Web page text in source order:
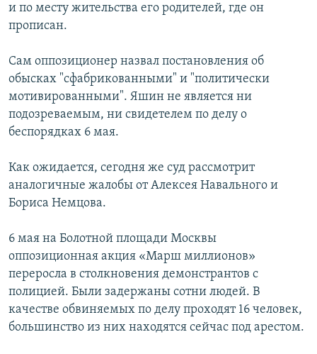
Все сайты РСЕ/РС
и по месту жительства его родителей, где он
прописан.
Сам оппозиционер назвал постановления об
обысках "сфабрикованными" и "политически
мотивированными". Яшин не является ни
подозреваемым, ни свидетелем по делу о
беспорядках 6 мая.
Как ожидается, сегодня же суд рассмотрит
аналогичные жалобы от Алексея Навального и
Бориса Немцова.
6 мая на Болотной площади Москвы
оппозиционная акция «Марш миллионов»
переросла в столкновения демонстрантов с
полицией. Были задержаны сотни людей. В
качестве обвиняемых по делу проходят 16 человек,
большинство из них находятся сейчас под арестом.